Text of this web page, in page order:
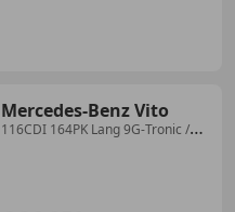
Mercedes-Benz Vito
116CDI 164PK Lang 9G-Tronic /